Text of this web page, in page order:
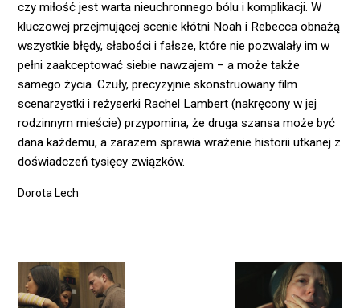
czy miłość jest warta nieuchronnego bólu i komplikacji. W
kluczowej przejmującej scenie kłótni Noah i Rebecca obnażą
wszystkie błędy, słabości i fałsze, które nie pozwalały im w
pełni zaakceptować siebie nawzajem – a może także
samego życia. Czuły, precyzyjnie skonstruowany film
scenarzystki i reżyserki Rachel Lambert (nakręcony w jej
rodzinnym mieście) przypomina, że druga szansa może być
dana każdemu, a zarazem sprawia wrażenie historii utkanej z
doświadczeń tysięcy związków.
Dorota Lech